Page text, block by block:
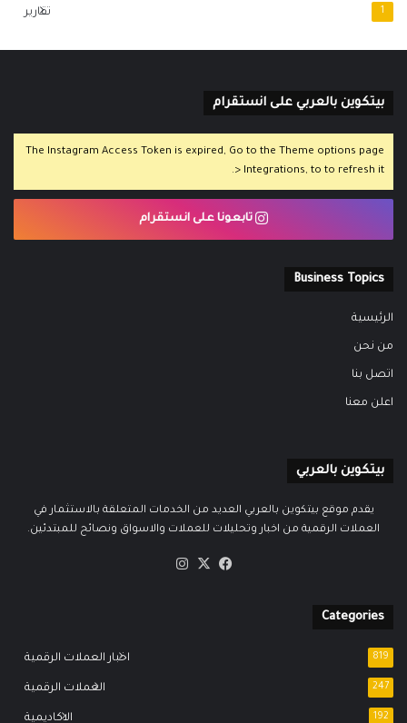
تقارير 1
بيتكوين بالعربي على انستقرام
The Instagram Access Token is expired, Go to the Theme options page
> Integrations, to to refresh it.
تابعونا على انستقرام
Business Topics
الرئيسية
من نحن
اتصل بنا
اعلن معنا
بيتكوين بالعربي
يقدم موقع بيتكوين بالعربي العديد من الخدمات المتعلقة بالاستثمار في
العملات الرقمية من اخبار وتحليلات للعملات والاسواق ونصائح للمبتدئين.
فيسبوك
‫X
Categories
اخبار العملات الرقمية 819
العملات الرقمية 247
الاكاديمية 192